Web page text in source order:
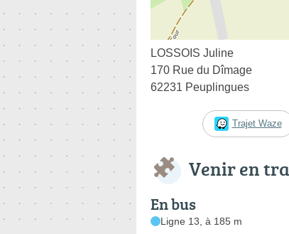
LOSSOIS Juline
170 Rue du Dîmage
62231 Peuplingues
Trajet Waze
Venir en
En bus
Ligne 13, à 185 m